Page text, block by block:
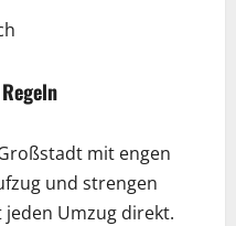
mit engen
und strengen
jeden Umzug direkt.